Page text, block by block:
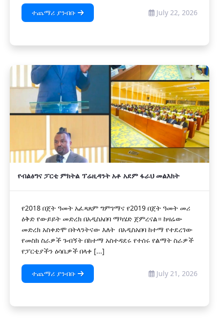
ተጨማሪ ያንብቡ July 22, 2026
የብልፅግና ፓርቲ ምክትል ፕሬዚዳንት አቶ አደም ፋራህ መልእክት
የ2018 በጀት ዓመት አፈጻጸም ግምገማና የ2019 በጀት ዓመት መሪ
ዕቅድ የውይይት መድረክ በአዲስአበባ ማካሄድ ጀምረናል። ከዛሬው
መድረክ አስቀድሞ በትላንትናው እለት በአዲስአበባ ከተማ የተደረገው
የመስክ ስራዎች ጉብኝት በከተማ አስተዳደሩ የተሰሩ የልማት ስራዎች
የፓርቲያችን ዕሳቤዎች በላቀ [...]
ተጨማሪ ያንብቡ July 21, 2026